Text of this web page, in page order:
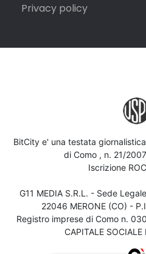
Privacy policy
BitCity e' una testata
di Como , n. 21/
Iscrizione
G11 MEDIA S.R.L. - Sede
22046 MERONE (CO) -
Registro imprese di Como n.
CAPITALE